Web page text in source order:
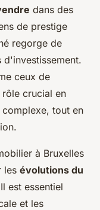
dans des
de prestige
regorge de
ceux de
crucial en
tout en
à Bruxelles
les évolutions du
est essentiel
et les